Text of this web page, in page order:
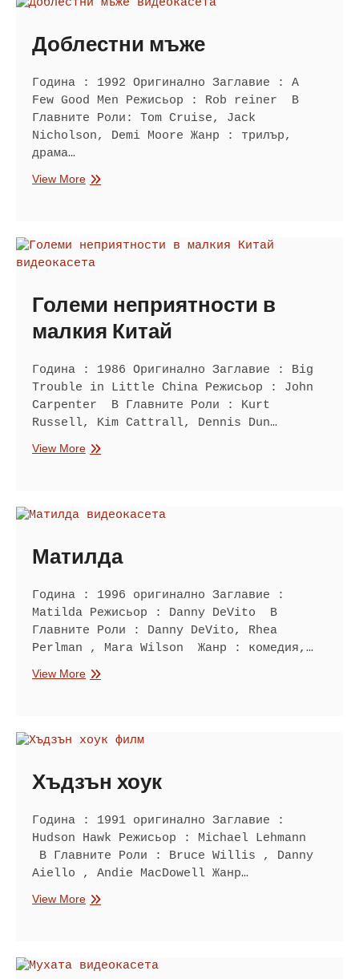
Доблестни мъже
Година : 1992 Оригинално Заглавие : A
Few Good Men Режисьор : Rob reiner В
Главните Роли: Tom Cruise, Jack
Nicholson, Demi Moore Жанр : трилър,
драма…
View MoreДоблестни
Големи неприятности в
малкия Китай
Година : 1986 Оригинално Заглавие : Big
Trouble in Little China Режисьор : John
Carpenter В Главните Роли : Kurt
Russell, Kim Cattrall, Dennis Dun…
View MoreГолеми
Китай
Матилда
Година : 1996 оригинално Заглавие :
Matilda Режисьор : Danny DeVito В
Главните Роли : Danny DeVito, Rhea
Perlman , Mara Wilson Жанр : комедия,…
View MoreМатилда
Хъдзън хоук
Година : 1991 оригинално Заглавие :
Hudson Hawk Режисьор : Michael Lehmann
В Главните Роли : Bruce Willis , Danny
Aiello , Andie MacDowell Жанр…
View MoreХъдзън